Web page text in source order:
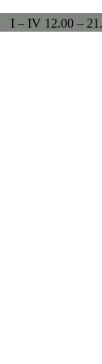
I – IV 12.00 –